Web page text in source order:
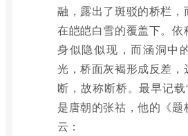
融，露出了斑驳的桥栏，
在皑皑白雪的覆盖下。依
身似隐似现，而涵洞中
光，桥面灰褐形成反差，
断，故称断桥。最早记载
是唐朝的张祜，他的《题
云：